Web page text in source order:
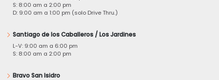
S: 8:00 am a 2:00 pm
D: 9:00 am a 1:00 pm (solo Drive Thru.)
Santiago de los Caballeros / Los Jardines
L-V: 9:00 am a 6:00 pm
S: 8:00 am a 2:00 pm
Bravo San Isidro